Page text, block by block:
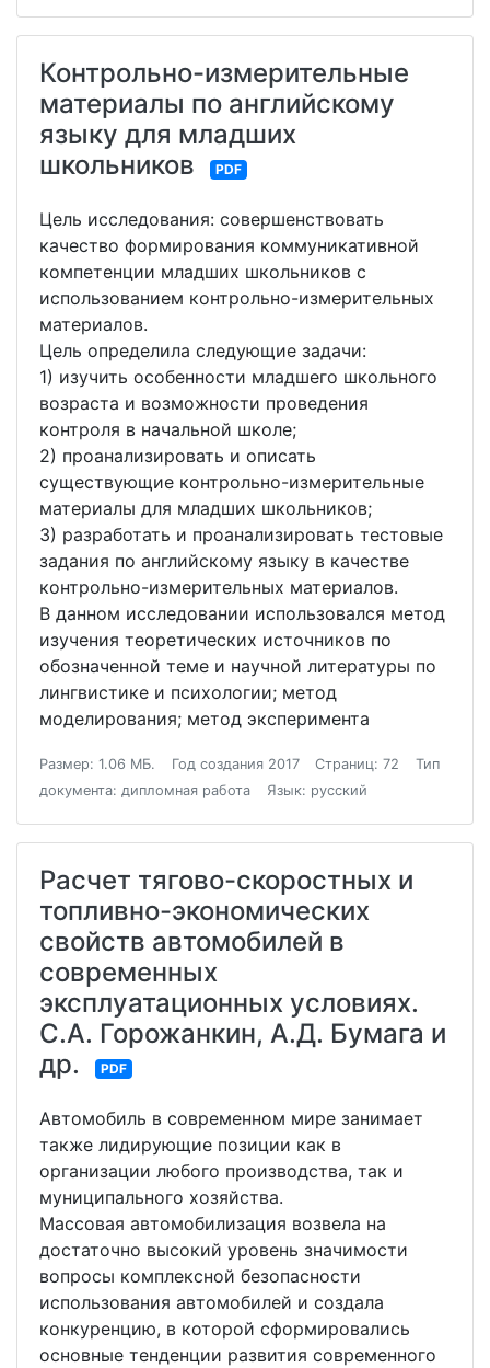
Контрольно-измерительные
материалы по английскому
языку для младших
школьников
PDF
Цель исследования: совершенствовать
качество формирования коммуникативной
компетенции младших школьников с
использованием контрольно-измерительных
материалов.
Цель определила следующие задачи:
1) изучить особенности младшего школьного
возраста и возможности проведения
контроля в начальной школе;
2) проанализировать и описать
существующие контрольно-измерительные
материалы для младших школьников;
3) разработать и проанализировать тестовые
задания по английскому языку в качестве
контрольно-измерительных материалов.
В данном исследовании использовался метод
изучения теоретических источников по
обозначенной теме и научной литературы по
лингвистике и психологии; метод
моделирования; метод эксперимента
Размер: 1.06 МБ. Год создания 2017 Страниц: 72
Тип
документа: дипломная работа
Язык: русский
Расчет тягово-скоростных и
топливно-экономических
свойств автомобилей в
современных
эксплуатационных условиях.
С.А. Горожанкин, А.Д. Бумага и
др.
PDF
Автомобиль в современном мире занимает
также лидирующие позиции как в
организации любого производства, так и
муниципального хозяйства.
Массовая автомобилизация возвела на
достаточно высокий уровень значимости
вопросы комплексной безопасности
использования автомобилей и создала
конкуренцию, в которой сформировались
основные тенденции развития современного